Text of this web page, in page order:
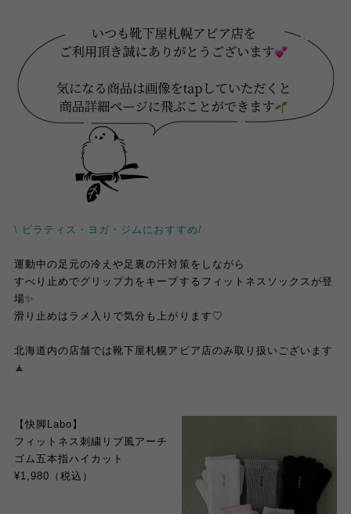
\ ピラティス・ヨガ・ジムにおすすめ/
運動中の足元の冷えや足裏の汗対策をしながら
すべり止めでグリップ力をキープするフィットネスソックスが登
場✨
滑り止めはラメ入りで気分も上がります♡
北海道内の店舗では靴下屋札幌アピア店のみ取り扱いございます
🧘
【快脚Labo】
フィットネス刺繍リブ風アーチ
ゴム五本指ハイカット
¥1,980（税込）